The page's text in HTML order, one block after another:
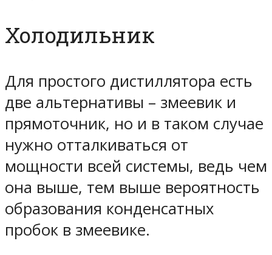
Холодильник
Для простого дистиллятора есть
две альтернативы – змеевик и
прямоточник, но и в таком случае
нужно отталкиваться от
мощности всей системы, ведь чем
она выше, тем выше вероятность
образования конденсатных
пробок в змеевике.